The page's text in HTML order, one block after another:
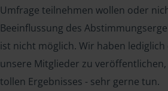
Umfrage teilnehmen wollen oder
Beeinflussung des
ist nicht möglich. Wir haben lediglich
unsere Mitglieder zu veröffentlichen,
tollen Ergebnisses - sehr gerne tun.